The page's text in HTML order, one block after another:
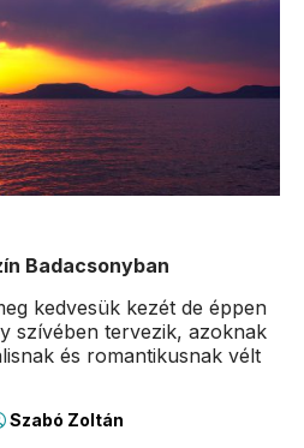
Badacsonyban
kedvesük kezét de éppen
szívében tervezik, azoknak
és romantikusnak vélt
Szabó Zoltán